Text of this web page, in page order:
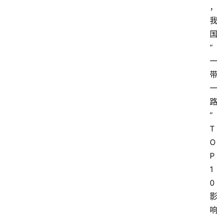
，
我
国
“
一
带
一
路
”
T
O
P
1
0
影
响